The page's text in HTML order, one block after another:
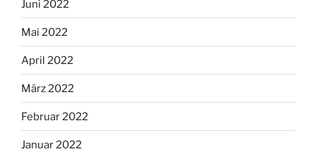
Juni 2022
Mai 2022
April 2022
März 2022
Februar 2022
Januar 2022